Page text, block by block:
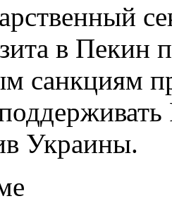
в Пекин
санкциям
Украины.